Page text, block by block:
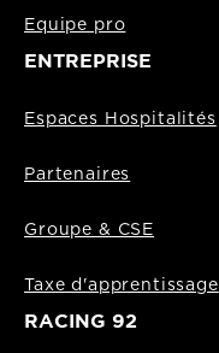
Equipe pro
ENTREPRISE
Espaces Hospitalités
Partenaires
Groupe & CSE
Taxe d'apprentissage
RACING 92